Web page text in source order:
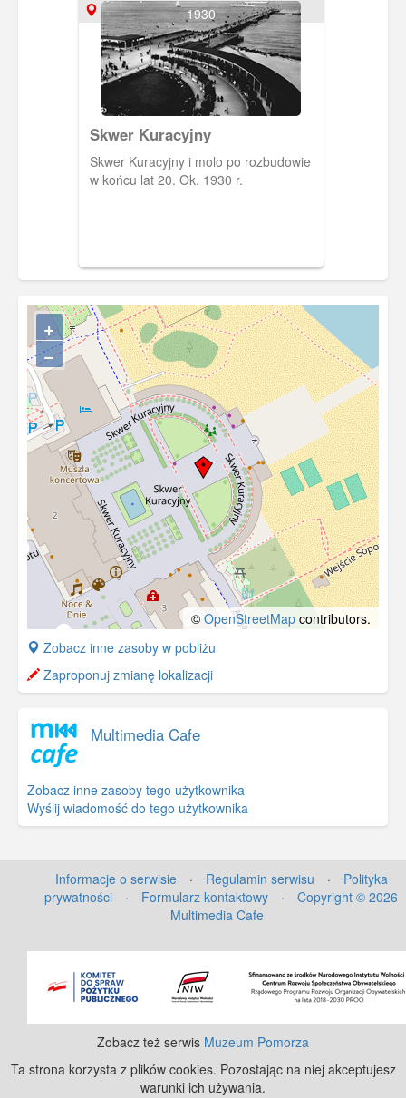
1930
Skwer Kuracyjny
Skwer Kuracyjny i molo po rozbudowie
w końcu lat 20. Ok. 1930 r.
+
−
© OpenStreetMap contributors.
+
−
Zobacz inne zasoby w pobliżu
Zaproponuj zmianę lokalizacji
Multimedia Cafe
Zobacz inne zasoby tego użytkownika
Wyślij wiadomość do tego użytkownika
Informacje o serwisie · Regulamin serwisu ·
Polityka
prywatności
· Formularz kontaktowy ·
Copyright © 2026
Multimedia Cafe
Zobacz też serwis Muzeum Pomorza
Ta strona korzysta z plików cookies. Pozostając na niej akceptujesz
warunki ich używania.